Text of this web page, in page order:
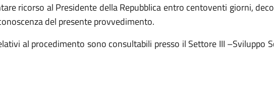
ricorso al Presidente della Repubblica entro centoventi giorni,
del presente provvedimento.
al procedimento sono consultabili presso il Settore III –Sviluppo